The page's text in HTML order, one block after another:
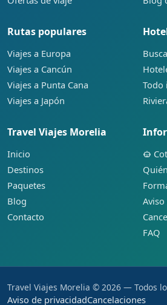
Rutas populares
Viajes a Europa
Viajes a Cancún
Viajes a Punta Cana
Viajes a Japón
Todo
Travel Viajes Morelia
Inicio
Destinos
Paquetes
Blog
Contacto
FAQ
Travel Viajes Morelia © 2026 — Todos
Aviso de privacidadCancelaciones